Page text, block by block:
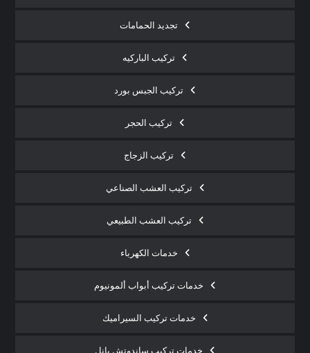
تجديد الحمامات
تركيب الباركيه
تركيب الجبس بورد
تركيب الحجر
تركيب الزجاج
تركيب العشب الصناعي
تركيب العشب الطبيعي
خدمات الكهرباء
خدمات تركيب أبواب ألمونيوم
خدمات تركيب السيراميك
خدمات تركيب ساندوتش بانل